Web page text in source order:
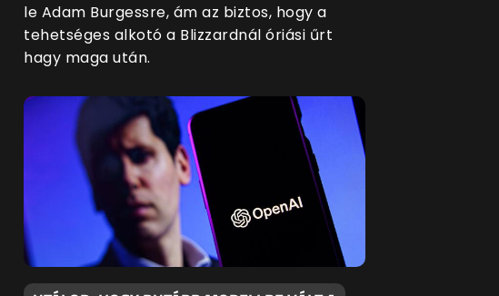
le Adam Burgessre, ám az biztos, hogy a
tehetséges alkotó a Blizzardnál óriási űrt
hagy maga után.